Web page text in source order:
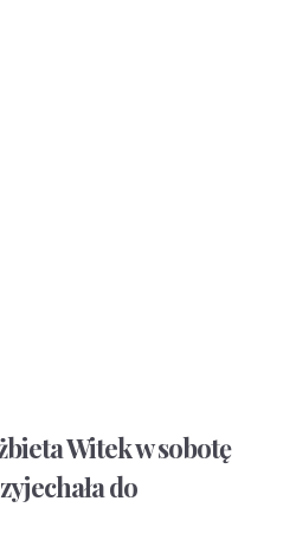
Witek w sobotę
do